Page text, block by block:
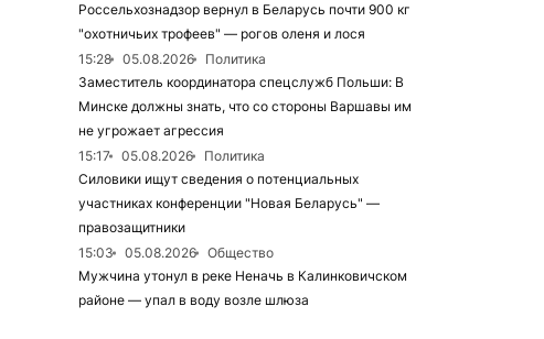
Россельхознадзор вернул в Беларусь почти 900 кг
"охотничьих трофеев" — рогов оленя и лося
15:28
05.08.2026
Политика
Заместитель координатора спецслужб Польши: В
Минске должны знать, что со стороны Варшавы им
не угрожает агрессия
15:17
05.08.2026
Политика
Силовики ищут сведения о потенциальных
участниках конференции "Новая Беларусь" —
правозащитники
15:03
05.08.2026
Общество
Мужчина утонул в реке Неначь в Калинковичском
районе — упал в воду возле шлюза